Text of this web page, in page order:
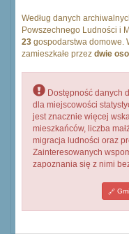
Według danych
Powszechnego Ludności i
23 gospodarstwa domowe.
zamieszkałe przez dwie
Dostępność danych
dla miejscowości
jest znacznie więcej
mieszkańców, liczba
migracja ludności oraz
Zainteresowanych
zapoznania się z nimi